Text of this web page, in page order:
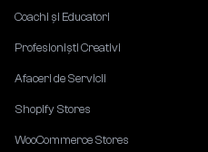
Coachi și Educatori
Profesioniști Creativi
Afaceri de Servicii
Shopify Stores
WooCommerce Stores